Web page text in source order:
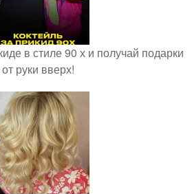
в стиле 90 х и получай подарки
от руки вверх!